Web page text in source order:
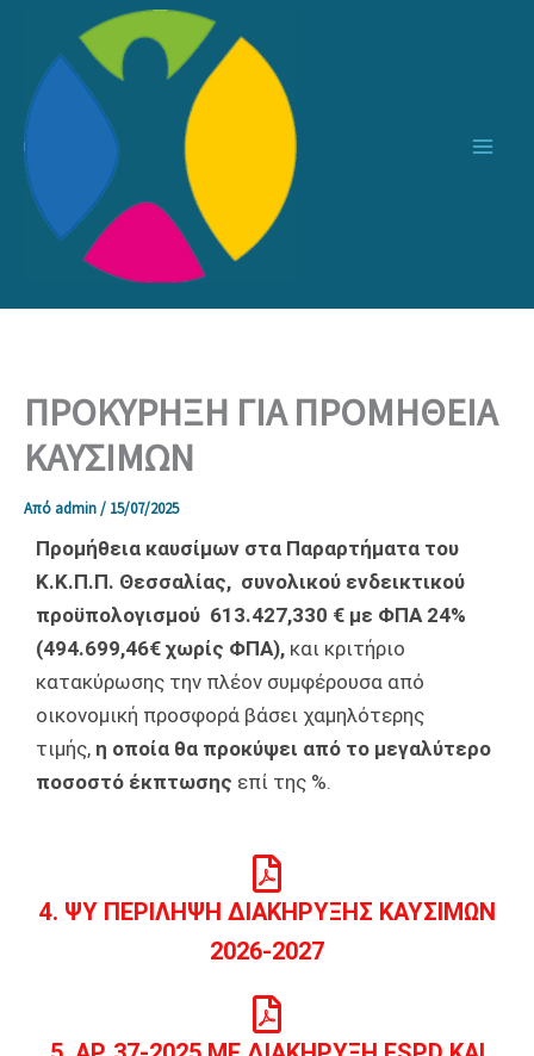
περιεχόμενο
ΠΡΟΚΥΡΗΞΗ ΓΙΑ ΠΡΟΜΗΘΕΙΑ
ΚΑΥΣΙΜΩΝ
Από admin/ 15/07/2025
Προμήθεια καυσίμων στα Παραρτήματα του
Κ.Κ.Π.Π. Θεσσαλίας, συνολικού ενδεικτικού
προϋπολογισμού 613.427,330 € με ΦΠΑ 24%
(494.699,46€ χωρίς ΦΠΑ), και κριτήριο
κατακύρωσης την πλέον συμφέρουσα από
οικονομική προσφορά βάσει χαμηλότερης
τιμής, η οποία θα προκύψει από το μεγαλύτερο
ποσοστό έκπτωσης επί της %.
4. ΨΥ ΠΕΡΙΛΗΨΗ ΔΙΑΚΗΡΥΞΗΣ ΚΑΥΣΙΜΩΝ
2026-2027